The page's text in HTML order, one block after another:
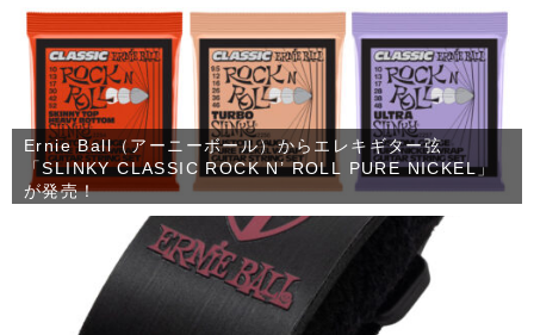
Ernie Ball（アーニーボール）からエレキギター弦
「SLINKY CLASSIC ROCK N’ ROLL PURE NICKEL」
が発売！